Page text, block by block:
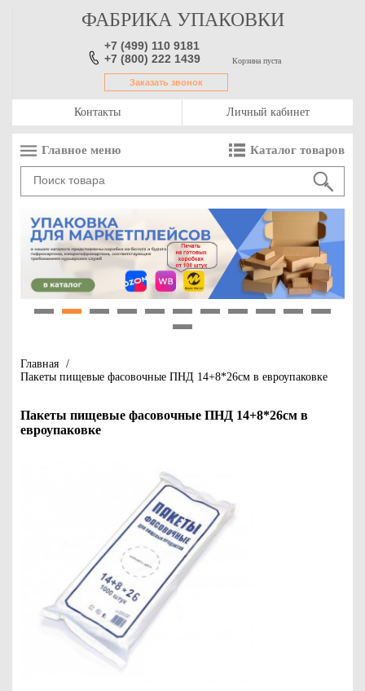
ФАБРИКА УПАКОВКИ
+7 (499) 110 9181
+7 (800) 222 1439
Заказать звонок
Корзина пуста
Контакты Личный кабинет
Главное меню Каталог товаров
Главная /
Пакеты пищевые фасовочные ПНД 14+8*26см в евроупаковке
Пакеты пищевые фасовочные ПНД 14+8*26см в
евроупаковке